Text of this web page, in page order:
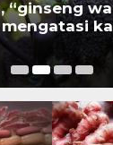
“ginseng